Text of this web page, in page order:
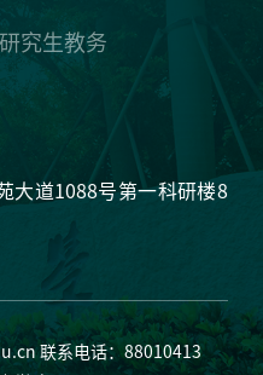
研究生教务
大道1088号第一科研楼8
联系电话：88010413